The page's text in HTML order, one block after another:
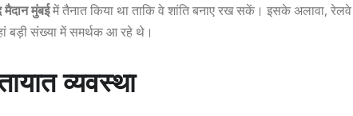
मुंबईमें तैनात किया था ताकि वे शांति बनाए रख सकें। इसके अलावा, रेलवे
बड़ी संख्या में समर्थक आ रहे थे।
व्यवस्था